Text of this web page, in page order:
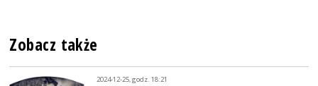
Zobacz także
2024-12-25, godz. 18:21